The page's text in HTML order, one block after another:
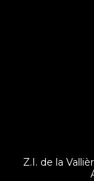
Z.I. de la